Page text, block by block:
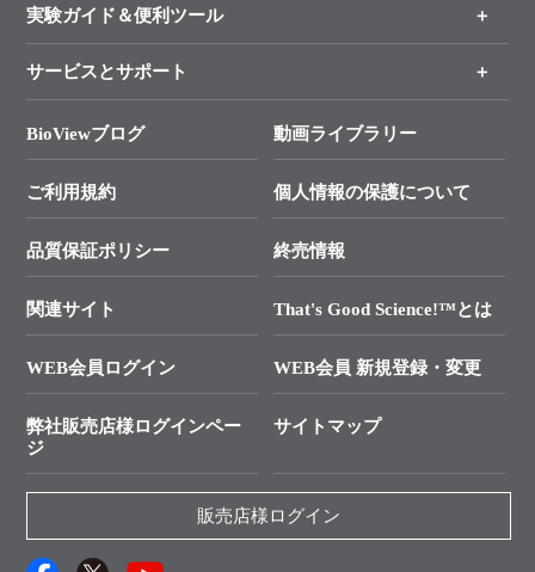
新製品情報
キャンペーン
タカラバイオ各種会員募集のお知らせ
終売製品のお知らせ
価格改定のご案内
技術セミナーのご案内
タカラバイオ発表文献
実験ガイド＆便利ツール
リアルタイムPCR実験のススメ
幹細胞・再生医療研究ガイド
クローニング実験ガイド
SMARTer NGSポータルサイト
プライマー設計
制限酵素切断サイトの検索
ユーザーズボイス集
抗体検索サイト
サービスとサポート
総合お問い合わせ
├ 実験コンシェルジュ
├ 受託サービスお問い合わせ
資料請求 機器関連
資料請求 受託関連
資料請求 核酸抽出・精製カタログ
サンプル請求一覧
BioViewブログ 動画ライブラリー
ご利用規約 個人情報の保護について
品質保証ポリシー 終売情報
関連サイト That's Good Science!™とは
WEB会員ログイン WEB会員 新規登録・変更
弊社販売店様ログインペー
ジ
サイトマップ
販売店様ログイン